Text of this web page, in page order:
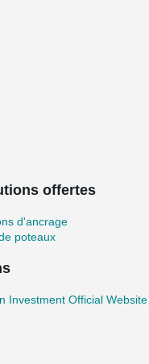
offertes
d'ancrage
poteaux
Investment Official Website